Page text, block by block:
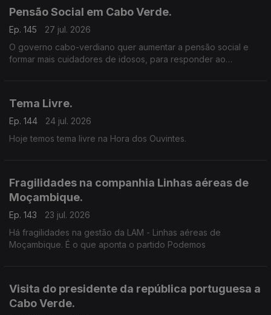
Pensão Social em Cabo Verde.
Ep. 145
27 jul. 2026
O governo cabo-verdiano quer aumentar a pensão social e
formar mais cuidadores de idosos, para responder ao
Tema Livre.
Ep. 144
24 jul. 2026
Hoje temos tema livre na Hora dos Ouvintes.
Fragilidades na companhia Linhas aéreas de
Moçambique.
Ep. 143
23 jul. 2026
Há fragilidades na gestão da LAM - Linhas aéreas de
Moçambique. É o que aponta o partido Podemos
Visita do presidente da república portuguesa a
Cabo Verde.